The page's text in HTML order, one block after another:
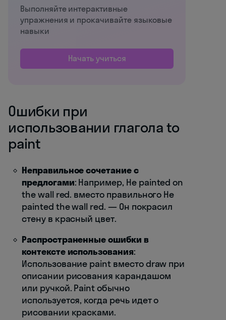
Выполняйте интерактивные
упражнения и прокачивайте языковые
навыки
Начать учиться
Ошибки при
использовании глагола to
paint
Неправильное сочетание с
предлогами: Например, He painted on
the wall red. вместо правильного He
painted the wall red. — Он покрасил
стену в красный цвет.
Распространенные ошибки в
контексте использования:
Использование paint вместо draw при
описании рисования карандашом
или ручкой. Paint обычно
используется, когда речь идет о
рисовании красками.